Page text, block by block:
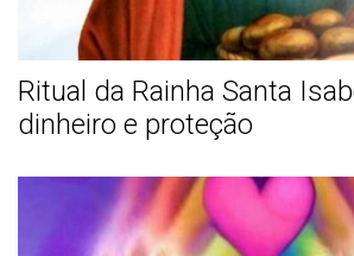
Ritual da Rainha Santa
dinheiro e proteção